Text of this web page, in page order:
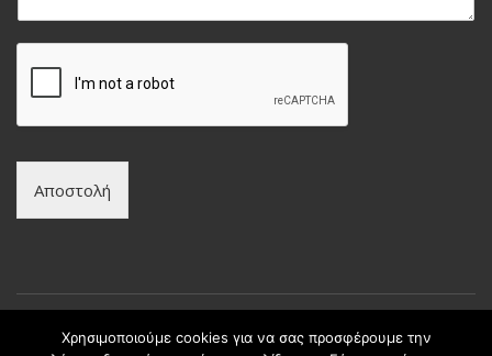
Αποστολή
Χρησιμοποιούμε cookies για να σας προσφέρουμε την